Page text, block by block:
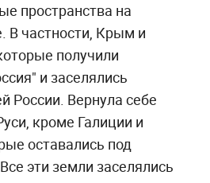
пространства на
В частности, Крым и
получили
и заселялись
России. Вернула себе
кроме Галиции и
оставались под
эти земли заселялись